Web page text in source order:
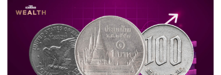
ทั้งนี้รวมไปถึงสถาบันการเงินอื่นๆ ที่เกี่ยวข้องกับการให้สิน
เชื่อด้วย เช่น ลีสซิ่ง เป็นต้น เพราะมีการกำหนดอัตราดอกเบี้ย
ตามทิศทางของธนาคารพาณิชย์เช่นกัน
ทั้งนี้ ผลประโยชน์ที่ทาง ธปท. คาดหวังจากการลดอัตรา
ดอกเบี้ยคือ เป็นการสร้างโอกาสให้มีการบริโภคและการ